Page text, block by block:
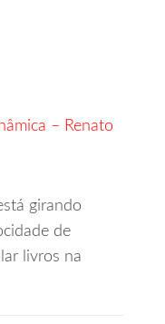
– Renato
girando
de
livros na